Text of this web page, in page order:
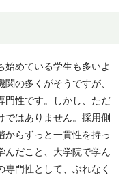
始めている学生も多いよ
の多くがそうですが、
門性です。しかし、ただ
ではありません。採用側
からずっと一貫性を持っ
んだこと、大学院で学ん
門性として、ぶれなく